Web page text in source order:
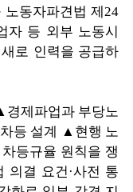
동자파견법 제24
자 등 외부 노동시
로 인력을 공급하
제파업과 부당노
등 설계 ▲현행 노
등규율 원칙을 쟁
의결 요건·사전 통